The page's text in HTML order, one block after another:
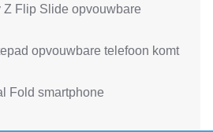
Z Flip Slide opvouwbare
opvouwbare telefoon komt
Fold smartphone